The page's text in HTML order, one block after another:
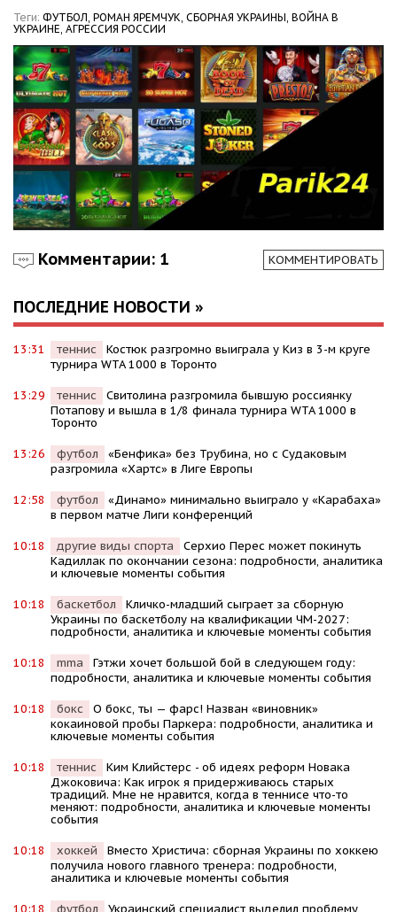
Теги: ФУТБОЛ, РОМАН ЯРЕМЧУК, СБОРНАЯ УКРАИНЫ, ВОЙНА В
УКРАИНЕ, АГРЕССИЯ РОССИИ
Комментарии: 1 КОММЕНТИРОВАТЬ
ПОСЛЕДНИЕ НОВОСТИ »
13:31 теннис
Костюк разгромно выиграла у Киз в 3-м круге
турнира WTA 1000 в Торонто
13:29 теннис
Свитолина разгромила бывшую россиянку
Потапову и вышла в 1/8 финала турнира WTA 1000 в
Торонто
13:26 футбол
«Бенфика» без Трубина, но с Судаковым
разгромила «Хартс» в Лиге Европы
12:58 футбол
«Динамо» минимально выиграло у «Карабаха»
в первом матче Лиги конференций
10:18 другие виды спорта
Серхио Перес может покинуть
Кадиллак по окончании сезона: подробности, аналитика
и ключевые моменты события
10:18 баскетбол
Кличко-младший сыграет за сборную
Украины по баскетболу на квалификации ЧМ-2027:
подробности, аналитика и ключевые моменты события
10:18 mma
Гэтжи хочет большой бой в следующем году:
подробности, аналитика и ключевые моменты события
10:18 бокс
О бокс, ты — фарс! Назван «виновник»
кокаиновой пробы Паркера: подробности, аналитика и
ключевые моменты события
10:18 теннис
Kим Kлийстерс - об идеях реформ Новака
Джоковича: Kак игрок я придерживаюсь старых
традиций. Мне не нравится, когда в теннисе что-то
меняют: подробности, аналитика и ключевые моменты
события
10:18 хоккей
Вместо Христича: сборная Украины по хоккею
получила нового главного тренера: подробности,
аналитика и ключевые моменты события
10:18 футбол Украинский специалист выделил проблему